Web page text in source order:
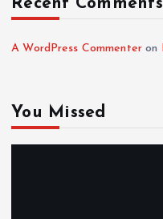
A WordPress Commenter on
You Missed